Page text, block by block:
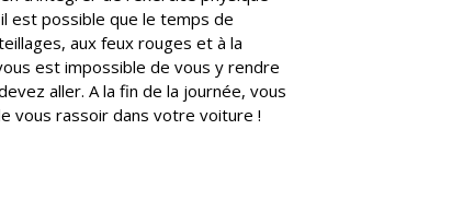
est possible que le temps de
aux feux rouges et à la
est impossible de vous y rendre
aller. A la fin de la journée, vous
vous rassoir dans votre voiture !